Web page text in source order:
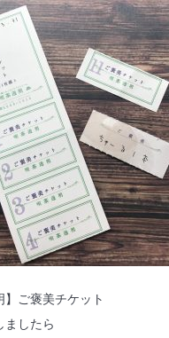
】ご褒美チケット
ましたら